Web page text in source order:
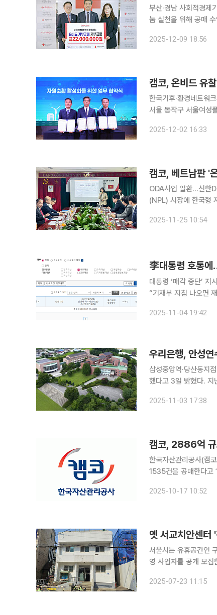
부산·경남 사회적경제기업 판로 지원
눔 실천을 위해 공매 수익금을 쾌척했다. 캠코는 대한적
9일 밝혔다.
2025-12-09 18:56
캠코, 온비드 유
한국기후·환경네트워크와
서울 동작구 서울여성
온비드(Onbid)와 한국
2025-12-02 16:33
캠코, 베트남판 '
ODA사업 일환…신한DS와 25억 투입해
(NPL) 시장에 한국형 자산처분
혔다. 이번 사업은
2025-11-25 10:54
李대통령 호통에
대통령 ‘매각 중단’
“기재부 지침 나오면 재개” 한국자산관리공사(캠코)가 국유재산 매각 절차를 일시
2025-11-04 19:42
우리은행, 안성
삼성중앙역·당산동지점 등 올해 4곳 매각 완료
했다고 3일 밝혔다. 지난달 30일 이뤄진 이번 매각은 보유 자산의 효율성을 높이기 위한 전략의 일
은 올해 △삼성중앙역
2025-11-03 17:38
캠코, 2886억
한국자산관리공사(캠
1535건을 공매한다고 17일 밝혔다. 압류재산 공매는 세무서
주택 등 부동산과 자동
2025-10-17 10:52
옛 서교치안센터
서울시는 유휴공간인
영 사업자를 공개 모집한다고 23일 밝혔다. 공고 및
서를 제출하면 된다.
2025-07-23 11:15